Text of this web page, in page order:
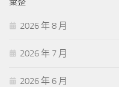
2026 年 8 月
2026 年 7 月
2026 年 6 月